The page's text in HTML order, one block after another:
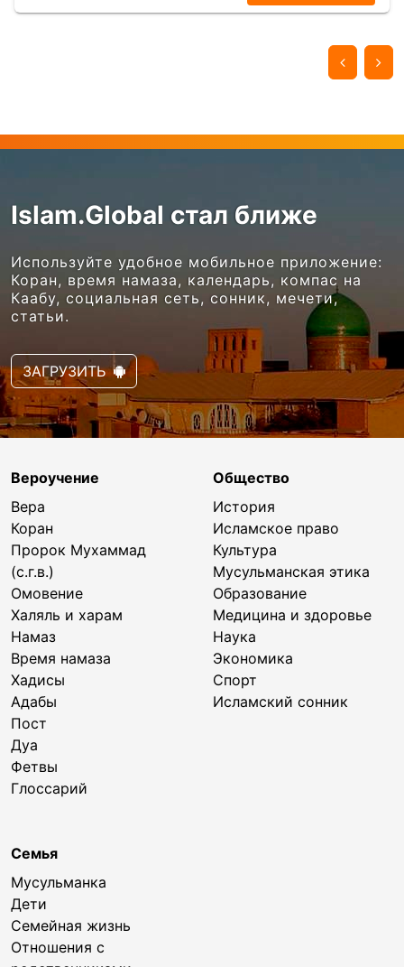
Islam.Global стал ближе
Используйте удобное мобильное приложение:
Коран, время намаза, календарь, компас на
Каабу, социальная сеть, сонник, мечети,
статьи.
ЗАГРУЗИТЬ
Вероучение
Вера
Коран
Пророк Мухаммад
(с.г.в.)
Омовение
Халяль и харам
Намаз
Время намаза
Хадисы
Адабы
Пост
Дуа
Фетвы
Глоссарий
Общество
История
Исламское право
Культура
Мусульманская этика
Образование
Медицина и здоровье
Наука
Экономика
Спорт
Исламский сонник
Семья
Мусульманка
Дети
Семейная жизнь
Отношения с